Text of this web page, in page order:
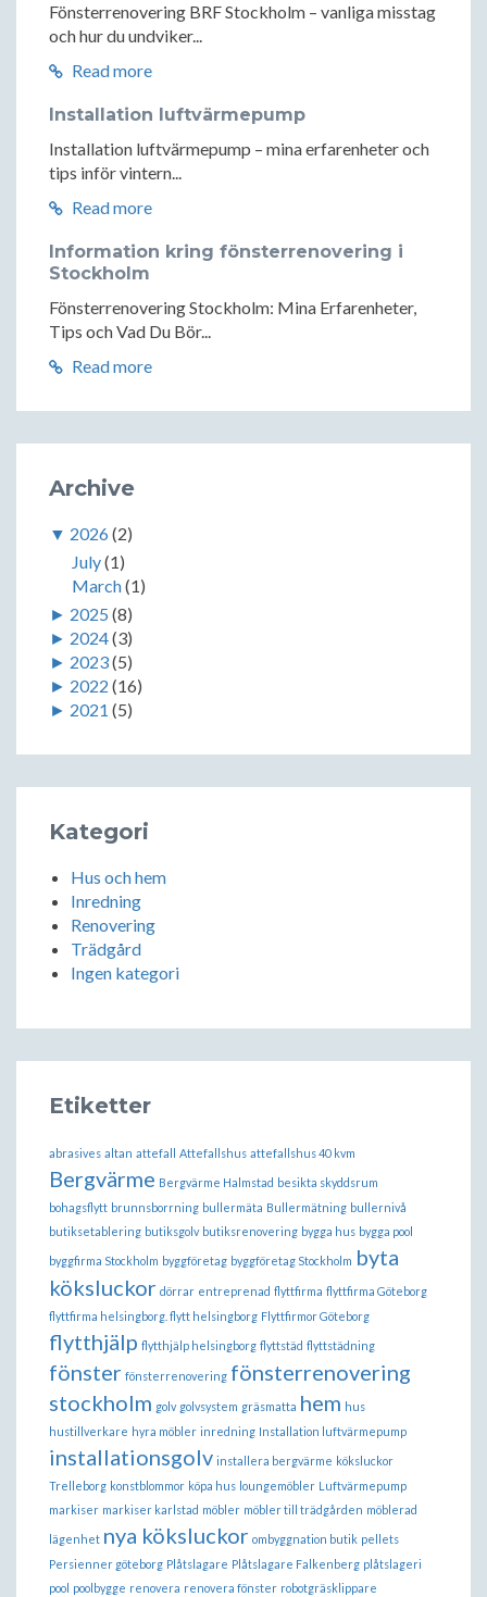
Fönsterrenovering BRF Stockholm – vanliga misstag
och hur du undviker...
Read more
Installation luftvärmepump
Installation luftvärmepump – mina erfarenheter och
tips inför vintern...
Read more
Information kring fönsterrenovering i
Stockholm
Fönsterrenovering Stockholm: Mina Erfarenheter,
Tips och Vad Du Bör...
Read more
Archive
▼ 2026(2)
July(1)
March(1)
► 2025 (8)
► 2024(3)
► 2023(5)
► 2022 (16)
► 2021 (5)
Kategori
Hus och hem
Inredning
Renovering
Trädgård
Ingen kategori
Etiketter
abrasives altan attefall Attefallshus attefallshus 40 kvm
Bergvärme Bergvärme Halmstad besikta skyddsrum
bohagsflytt brunnsborrning bullermäta Bullermätning bullernivå
butiksetablering butiksgolv butiksrenovering bygga hus bygga pool
byggfirma Stockholm byggföretag byggföretag Stockholm byta
köksluckor dörrar entreprenad flyttfirma flyttfirma Göteborg
flyttfirma helsingborg. flytt helsingborg Flyttfirmor Göteborg
flytthjälp flytthjälp helsingborg flyttstäd flyttstädning
fönster fönsterrenovering fönsterrenovering
stockholm golv golvsystem gräsmatta hem hus
hustillverkare hyra möbler inredning Installation luftvärmepump
installationsgolv installera bergvärme köksluckor
Trelleborg konstblommor köpa hus loungemöbler Luftvärmepump
markiser markiser karlstad möbler möbler till trädgården möblerad
lägenhet nya köksluckor ombyggnation butik pellets
Persienner göteborg Plåtslagare Plåtslagare Falkenberg plåtslageri
pool poolbygge renovera renovera fönster robotgräsklippare